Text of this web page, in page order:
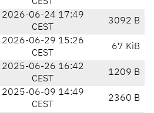
2026-06-24 17:49
CEST
3092 B
2026-06-29 15:26
CEST
67 KiB
2025-06-26 16:42
CEST
1209 B
2025-06-09 14:49
CEST
2360 B